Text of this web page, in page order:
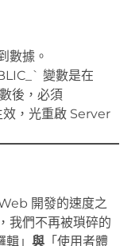
數據。
變數是在
後，必須
效，光重啟 Server
開發的速度之
我們不再被瑣碎的
」 與 「使用者體